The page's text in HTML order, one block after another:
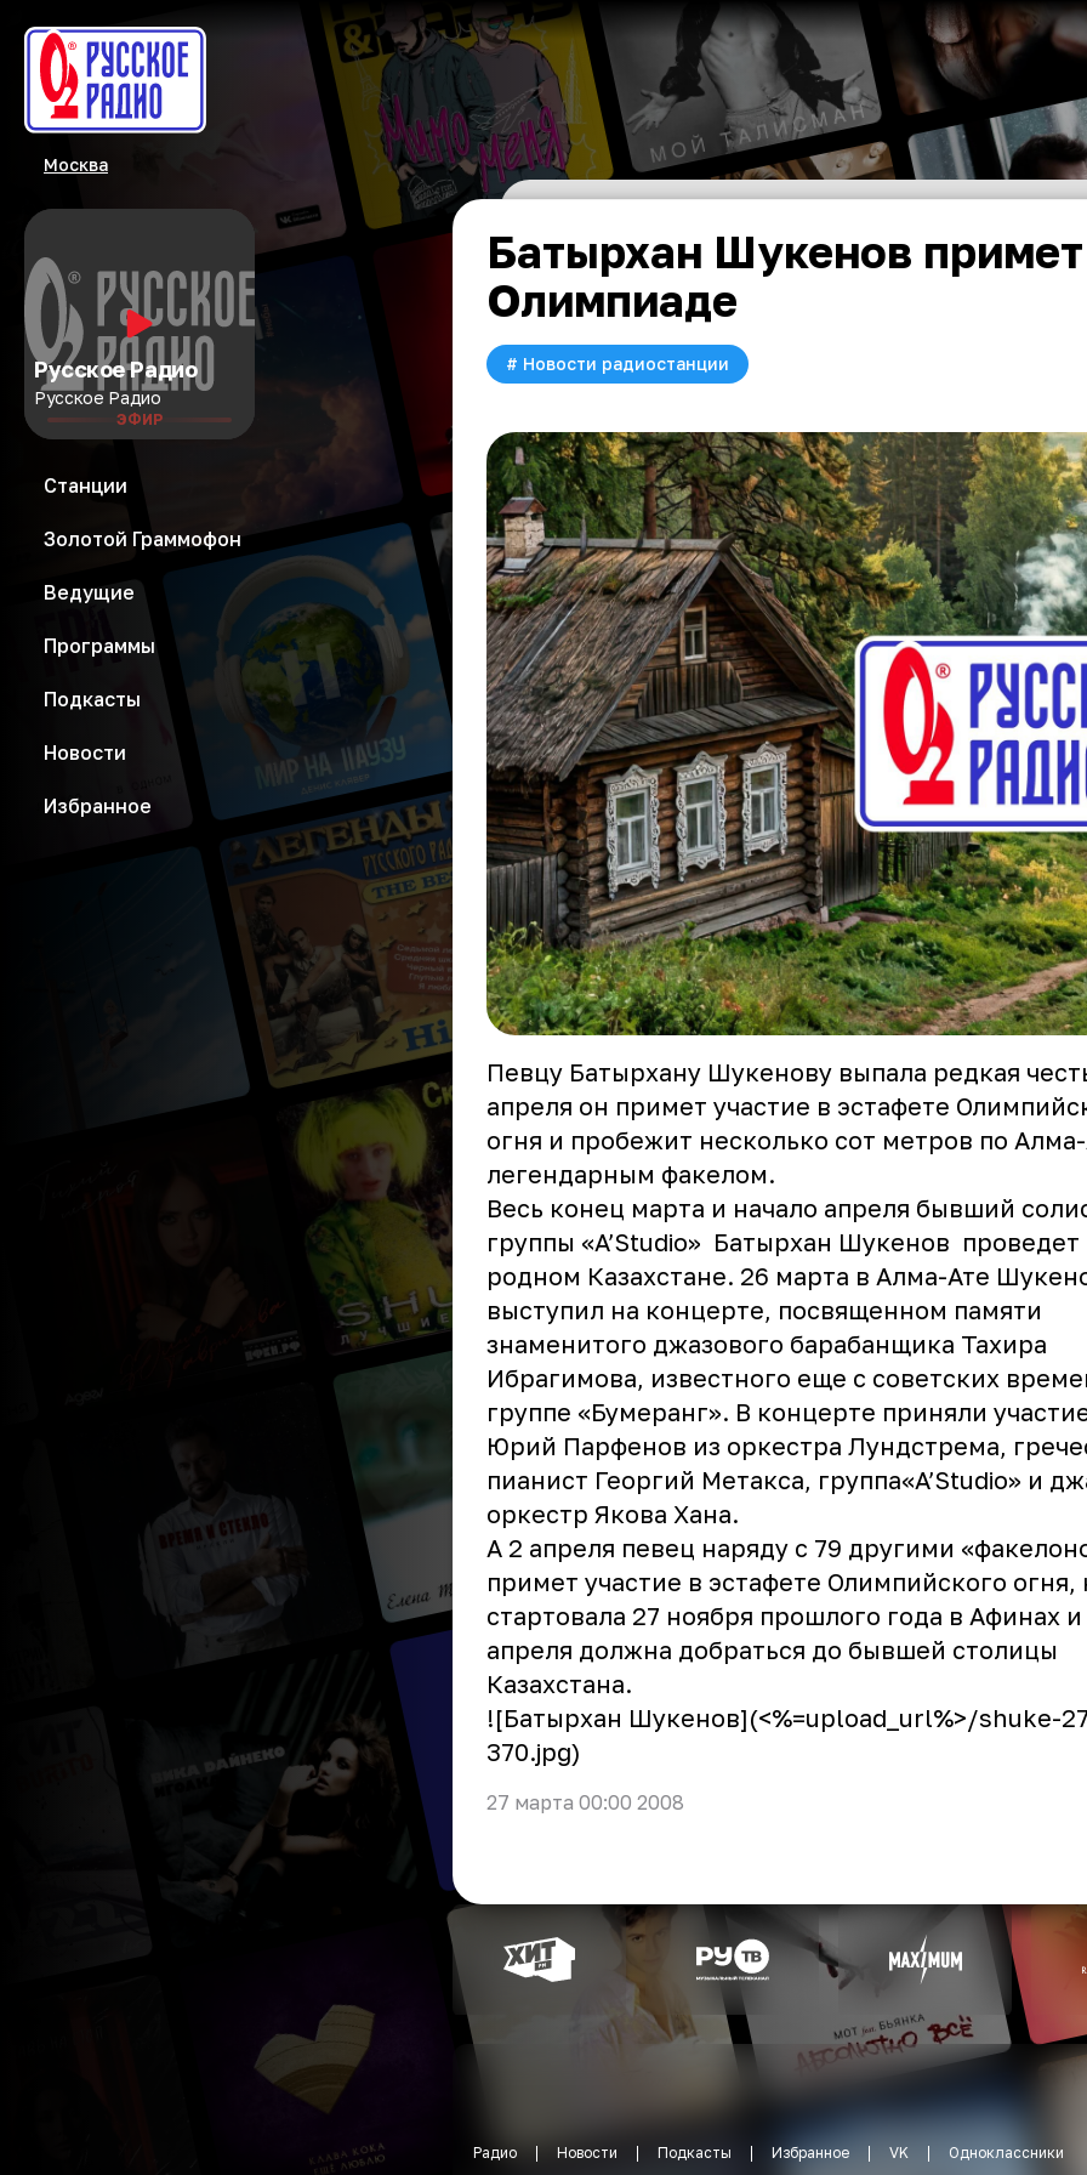
Москва
Русское Радио
Русское Радио
ЭФИР
Станции
Золотой Граммофон
Ведущие
Программы
Подкасты
Новости
Избранное
Батырхан Шукенов примет
Олимпиаде
# Новости радиостанции
Певцу Батырхану Шукенову выпала редкая
апреля он примет участие в эстафете
огня и пробежит несколько сот метров по
легендарным факелом.
Весь конец марта и начало апреля бывший
группы «A’Studio» Батырхан Шукенов проведет
родном Казахстане. 26 марта в Алма-Ате
выступил на концерте, посвященном памяти
знаменитого джазового барабанщика Тахира
Ибрагимова, известного еще с советских
группе «Бумеранг». В концерте приняли
Юрий Парфенов из оркестра Лундстрема,
пианист Георгий Метакса, группа«A’Studio» и
оркестр Якова Хана.
А 2 апреля певец наряду с 79 другими
примет участие в эстафете Олимпийского огня,
стартовала 27 ноября прошлого года в Афинах и
апреля должна добраться до бывшей столицы
Казахстана.
![Батырхан Шукенов](<%=upload_url%>/shuke-
370.jpg)
27 марта 00:00 2008
Радио Новости Подкасты Избранное VK Одноклассники